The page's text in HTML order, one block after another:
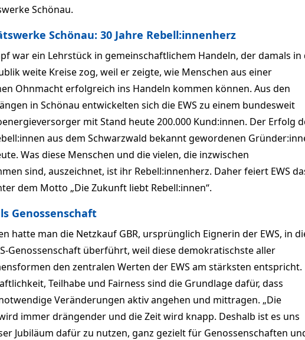
Schönau.
Schönau: 30 Jahre Rebell:innenherz
war ein Lehrstück in gemeinschaftlichem Handeln, der damals in
weite Kreise zog, weil er zeigte, wie Menschen aus einer
Ohnmacht erfolgreich ins Handeln kommen können. Aus den
in Schönau entwickelten sich die EWS zu einem bundesweit
mit Stand heute 200.000 Kund:innen. Der Erfolg
aus dem Schwarzwald bekannt gewordenen
Was diese Menschen und die vielen, die inzwischen
sind, auszeichnet, ist ihr Rebell:innenherz. Daher feiert EWS
dem Motto „Die Zukunft liebt Rebell:innen“.
Genossenschaft
hatte man die Netzkauf GBR, ursprünglich Eignerin der EWS, in
Genossenschaft überführt, weil diese demokratischste aller
den zentralen Werten der EWS am stärksten entspricht.
Teilhabe und Fairness sind die Grundlage dafür, dass
Veränderungen aktiv angehen und mittragen. „Die
immer drängender und die Zeit wird knapp. Deshalb ist es uns
Jubiläum dafür zu nutzen, ganz gezielt für Genossenschaften